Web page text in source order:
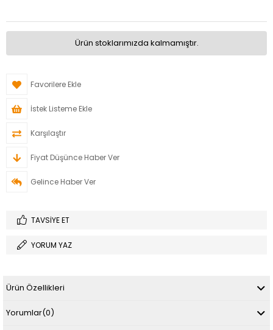
Ürün stoklarımızda kalmamıştır.
Favorilere Ekle
İstek Listeme Ekle
Karşılaştır
Fiyat Düşünce Haber Ver
Gelince Haber Ver
TAVSIYE ET
YORUM YAZ
Ürün Özellikleri
Yorumlar(0)